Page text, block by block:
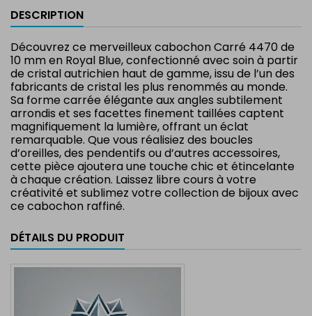
DESCRIPTION
Découvrez ce merveilleux cabochon Carré 4470 de
10 mm en Royal Blue, confectionné avec soin à partir
de cristal autrichien haut de gamme, issu de l’un des
fabricants de cristal les plus renommés au monde.
Sa forme carrée élégante aux angles subtilement
arrondis et ses facettes finement taillées captent
magnifiquement la lumière, offrant un éclat
remarquable. Que vous réalisiez des boucles
d’oreilles, des pendentifs ou d’autres accessoires,
cette pièce ajoutera une touche chic et étincelante
à chaque création. Laissez libre cours à votre
créativité et sublimez votre collection de bijoux avec
ce cabochon raffiné.
DÉTAILS DU PRODUIT